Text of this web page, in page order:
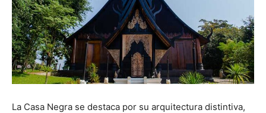
La Casa Negra se destaca por su arquitectura distintiva,